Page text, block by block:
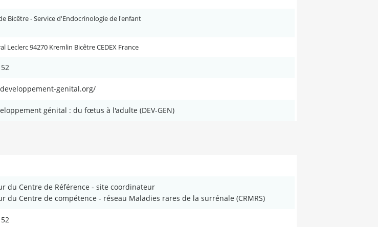
Bicêtre - Service d'Endocrinologie de l'enfant
Leclerc 94270 Kremlin Bicêtre CEDEX France
genital.org/
génital : du fœtus à l'adulte (DEV-GEN)
du Centre de Référence - site coordinateur
du Centre de compétence - réseau Maladies rares de la surrénale (CRMRS)